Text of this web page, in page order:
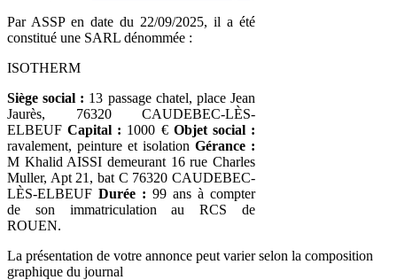
Par ASSP en date du 22/09/2025, il a été
constitué une SARL dénommée :
ISOTHERM
Siège social : 13 passage chatel, place Jean
Jaurès, 76320 CAUDEBEC-LÈS-
ELBEUFCapital : 1000 € Objet social :
ravalement, peinture et isolation Gérance :
M Khalid AISSI demeurant 16 rue Charles
Muller, Apt 21, bat C 76320 CAUDEBEC-
LÈS-ELBEUF Durée : 99 ans à compter
de son immatriculation au RCS de
ROUEN.
La présentation de votre annonce peut varier selon la composition
graphique du journal